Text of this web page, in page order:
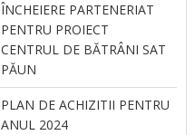
ÎNCHEIERE PARTENERIAT
PENTRU PROIECT
CENTRUL DE BĂTRÂNI SAT
PĂUN
PLAN DE ACHIZITII PENTRU
ANUL 2024